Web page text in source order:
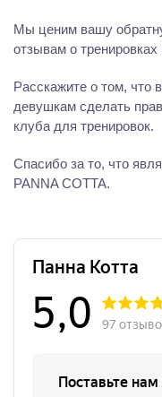
Мы ценим вашу
отзывам о
Расскажите о том, что
девушкам сделать
клуба для тренировок.
Спасибо за то, что
PANNA COTTA.